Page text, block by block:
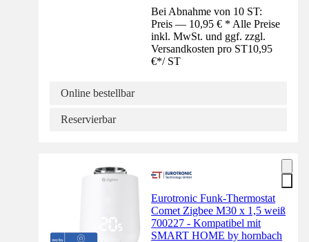
Bei Abnahme von 10 ST:
Preis — 10,95 € * Alle Preise
inkl. MwSt. und ggf. zzgl.
Versandkosten pro ST10,95
€*/ ST
Online bestellbar
Reservierbar
Eurotronic Funk-Thermostat
Comet Zigbee M30 x 1,5 weiß
700227 - Kompatibel mit
SMART HOME by hornbach